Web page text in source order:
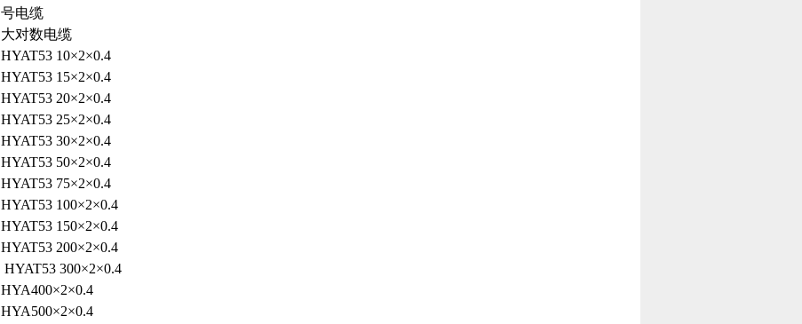
号电缆
大对数电缆
HYAT53 10×2×0.4
HYAT53 15×2×0.4
HYAT53 20×2×0.4
HYAT53 25×2×0.4
HYAT53 30×2×0.4
HYAT53 50×2×0.4
HYAT53 75×2×0.4
HYAT53 100×2×0.4
HYAT53 150×2×0.4
HYAT53 200×2×0.4
HYAT53 300×2×0.4
HYA400×2×0.4
HYA500×2×0.4